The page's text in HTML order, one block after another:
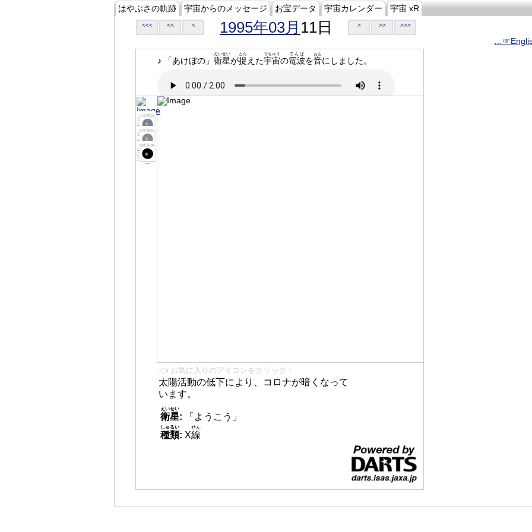
はやぶさの軌跡 宇宙からのメッセージ お宝データ 宇宙カレンダー 宇宙 xR
<<< << < 1995年03月 11日 > >> >>>
♪ 「あけぼの」 衛星
えいせい
が捉
とら
えた宇宙
うちゅう
の電波
でんぱ
を音
おと
にしました。
👈 お気に入りのアイコンをクリック！
太陽活動の低下により、コロナが暗くなって
います。
衛星
えいせい
:
「ようこう」
種類
しゅるい
: X線
せん